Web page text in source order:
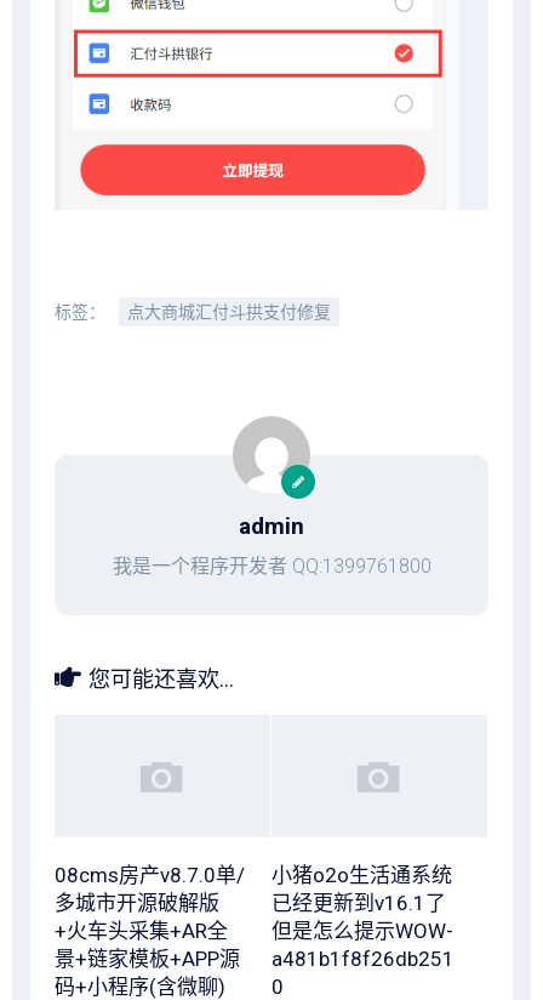
标签： 点大商城汇付斗拱支付修复
admin
我是一个程序开发者 QQ:1399761800
您可能还喜欢...
08cms房产v8.7.0单/
多城市开源破解版
+火车头采集+AR全
景+链家模板+APP源
码+小程序(含微聊)
小猪o2o生活通系统
已经更新到v16.1了
但是怎么提示WOW-
a481b1f8f26db251
0